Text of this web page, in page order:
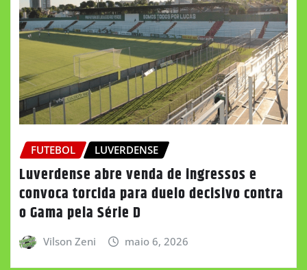
FUTEBOL LUVERDENSE
Luverdense abre venda de ingressos e
convoca torcida para duelo decisivo contra
o Gama pela Série D
Vilson Zeni maio 6, 2026